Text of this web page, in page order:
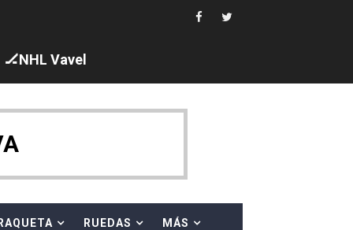
y Taddeucci. Ángela Martínez 5ª en 10km
al equipo neutral ruso, llevándose 8 medallas, seis para
🏒NHL Vavel
RAQUETA RUEDAS MÁS